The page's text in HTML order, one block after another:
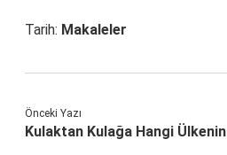
Tarih: Makaleler
Önceki Yazı
Kulaktan Kulağa Hangi Ülkenin